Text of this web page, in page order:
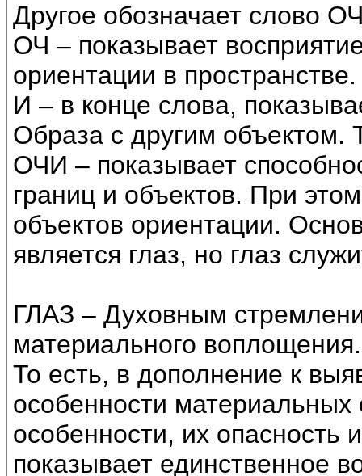
Другое обозначает слово
ОЧ – показывает
ориентации в пространстве.
И – в конце слова,
Образа с другим объектом.
ОЧИ – показывает
границ и объектов. При
объектов ориентации.
является глаз, но глаз
ГЛАЗ – Духовным
материального воплощения.
То есть, в дополнение к
особенности материальных
особенности, их опасность
показывает единственное